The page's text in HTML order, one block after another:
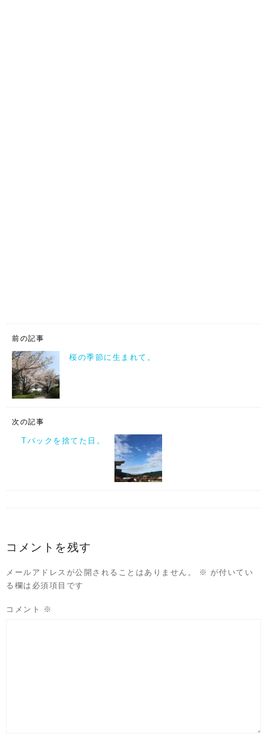
前の記事
桜の季節に生まれて。
次の記事
Tバックを捨てた日。
コメントを残す
メールアドレスが公開されることはありません。 ※
が付いてい
る欄は必須項目です
コメント ※